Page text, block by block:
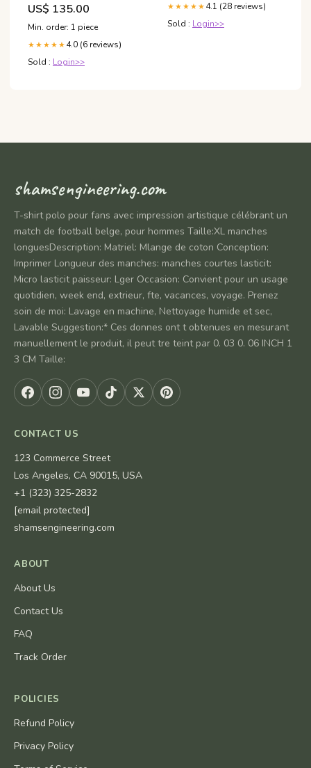
US$ 135.00
Min. order: 1 piece
★★★★★ 4.0 (6 reviews)
Sold : Login>>
★★★★★ 4.1 (28 reviews)
Sold : Login>>
shamsengineering.com
T-shirt polo pour fans avec impression artistique célébrant un
match de football belge, pour hommes Taille:XL manches
longuesDescription: Matriel: Mlange de coton Conception:
Imprimer Longueur des manches: manches courtes lasticit:
Micro lasticit paisseur: Lger Occasion: Convient pour un usage
quotidien, week end, extrieur, fte, vacances, voyage. Prenez
soin de moi: Lavage en machine, Nettoyage humide et sec,
Lavable Suggestion:* Ces donnes ont t obtenues en mesurant
manuellement le produit, il peut tre teint par 0. 03 0. 06 INCH 1
3 CM Taille:
CONTACT US
123 Commerce Street
Los Angeles, CA 90015, USA
+1 (323) 325-2832
[email protected]
shamsengineering.com
ABOUT
About Us
Contact Us
FAQ
Track Order
POLICIES
Refund Policy
Privacy Policy